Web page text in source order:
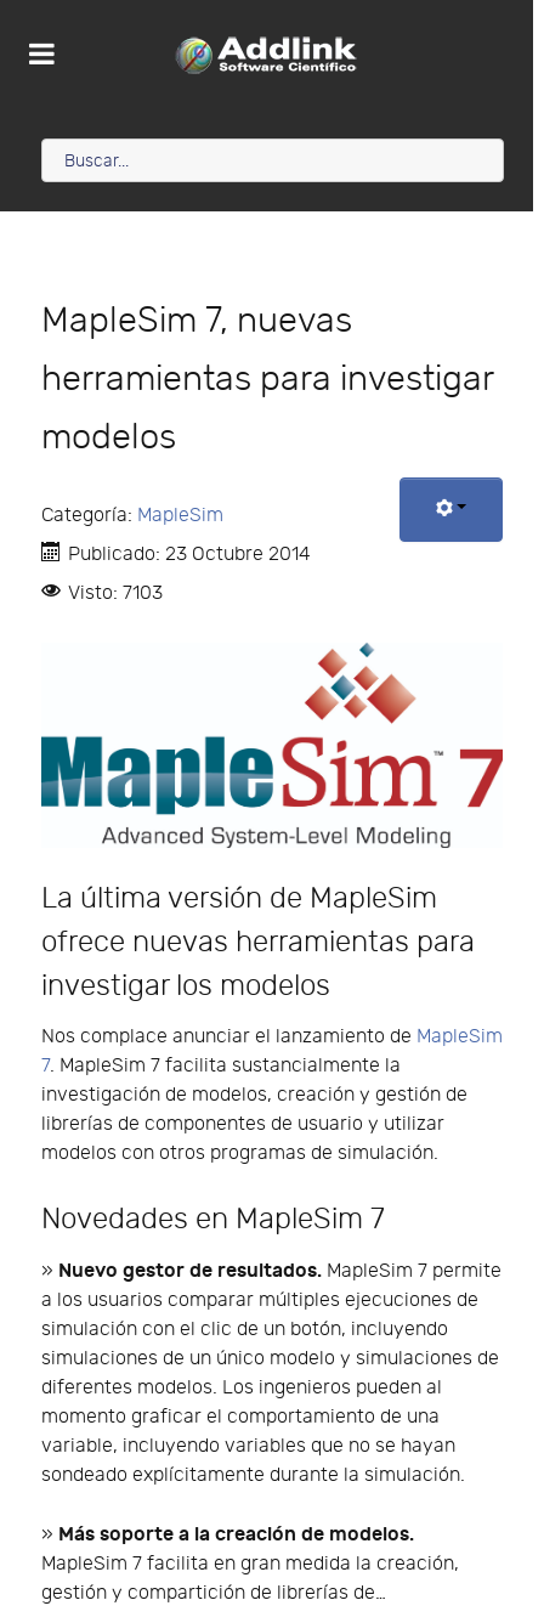
MapleSim 7, nuevas
herramientas para investigar
modelos
Categoría: MapleSim
Publicado: 23 Octubre 2014
Visto: 7103
La última versión de MapleSim
ofrece nuevas herramientas para
investigar los modelos
Nos complace anunciar el lanzamiento de MapleSim
7. MapleSim 7 facilita sustancialmente la
investigación de modelos, creación y gestión de
librerías de componentes de usuario y utilizar
modelos con otros programas de simulación.
Novedades en MapleSim 7
» Nuevo gestor de resultados. MapleSim 7 permite
a los usuarios comparar múltiples ejecuciones de
simulación con el clic de un botón, incluyendo
simulaciones de un único modelo y simulaciones de
diferentes modelos. Los ingenieros pueden al
momento graficar el comportamiento de una
variable, incluyendo variables que no se hayan
sondeado explícitamente durante la simulación.
» Más soporte a la creación de modelos.
MapleSim 7 facilita en gran medida la creación,
gestión y compartición de librerías de…